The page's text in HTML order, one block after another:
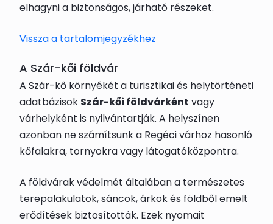
elhagyni a biztonságos, járható részeket.
Vissza a tartalomjegyzékhez
A Szár-kői földvár
A Szár-kő környékét a turisztikai és helytörténeti
adatbázisok Szár-kői földvárként vagy
várhelyként is nyilvántartják. A helyszínen
azonban ne számítsunk a Regéci várhoz hasonló
kőfalakra, tornyokra vagy látogatóközpontra.
A földvárak védelmét általában a természetes
terepalakulatok, sáncok, árkok és földből emelt
erődítések biztosították. Ezek nyomait